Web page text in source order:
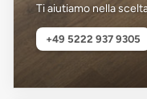
Ti aiutiamo nella
+49 5222 937 9305